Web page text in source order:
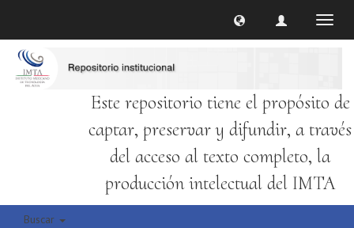
Este repositorio tiene el propósito de
captar, preservar y difundir, a través
del acceso al texto completo, la
producción intelectual del IMTA
Buscar